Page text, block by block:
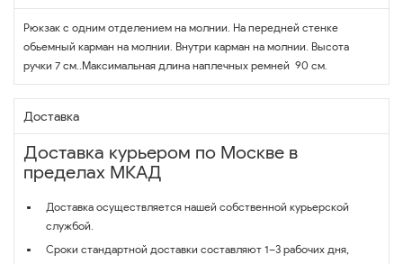
Рюкзак с одним отделением на молнии. На передней стенке
обьемный карман на молнии. Внутри карман на молнии. Высота
ручки 7 см..Максимальная длина наплечных ремней 90 см.
Доставка
Доставка курьером по Москве в
пределах МКАД
Доставка осуществляется нашей собственной курьерской
службой.
Сроки стандартной доставки составляют 1–3 рабочих дня,